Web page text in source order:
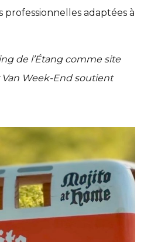
professionnelles adaptées à
de l’Étang comme site
Van Week-End soutient